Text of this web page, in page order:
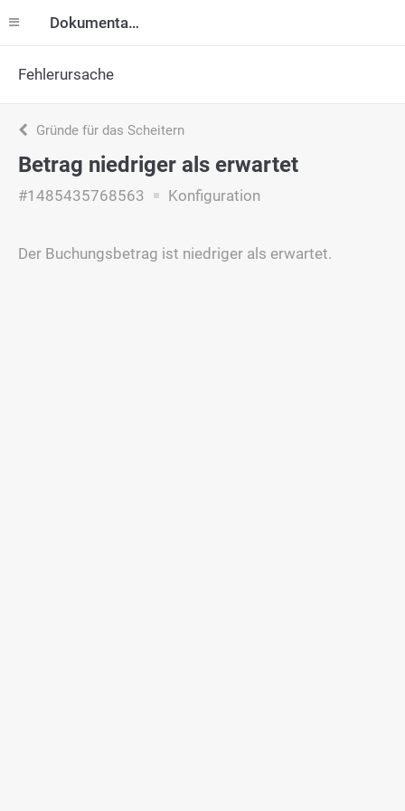
Dokumentation
Fehlerursache
Gründe für das Scheitern
Betrag niedriger als erwartet
#1485435768563 Konfiguration
Der Buchungsbetrag ist niedriger als erwartet.